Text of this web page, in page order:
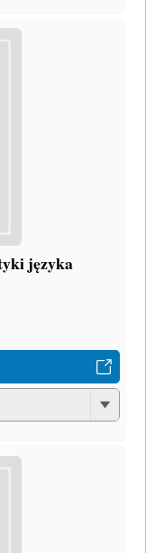
języka